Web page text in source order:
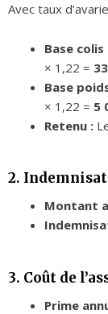
Avec taux
Base colis
× 1,22 =
Base
× 1,22 = 5
Retenu :
2.
Montant
3. Coût de
Prime